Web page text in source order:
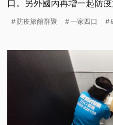
口。另外國內再增一起防
案，從明天零時起，除了
防疫旅館群聚 一家四口